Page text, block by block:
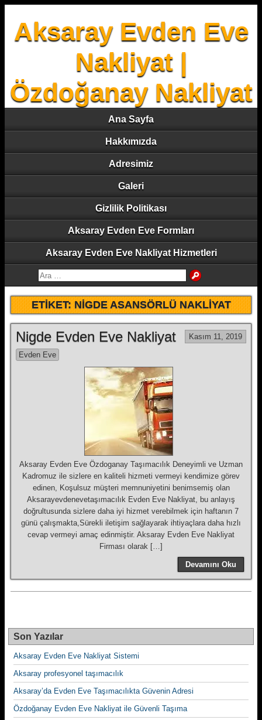
Aksaray Evden Eve
Nakliyat |
Özdoğanay Nakliyat
Ana Sayfa
Hakkımızda
Adresimiz
Galeri
Gizlilik Politikası
Aksaray Evden Eve Formları
Aksaray Evden Eve Nakliyat Hizmetleri
ETIKET:NIGDE ASANSÖRLÜ NAKLIYAT
Nigde Evden Eve Nakliyat Kasım 11, 2019
Evden Eve
Aksaray Evden Eve Özdoganay Taşımacılık Deneyimli ve Uzman
Kadromuz ile sizlere en kaliteli hizmeti vermeyi kendimize görev
edinen, Koşulsuz müşteri memnuniyetini benimsemiş olan
Aksarayevdenevetaşımacılık Evden Eve Nakliyat, bu anlayış
doğrultusunda sizlere daha iyi hizmet verebilmek için haftanın 7
günü çalışmakta,Sürekli iletişim sağlayarak ihtiyaçlara daha hızlı
cevap vermeyi amaç edinmiştir. Aksaray Evden Eve Nakliyat
Firması olarak […]
Devamını Oku
Son Yazılar
Aksaray Evden Eve Nakliyat Sistemi
Aksaray profesyonel taşımacılık
Aksaray’da Evden Eve Taşımacılıkta Güvenin Adresi
Özdoğanay Evden Eve Nakliyat ile Güvenli Taşıma